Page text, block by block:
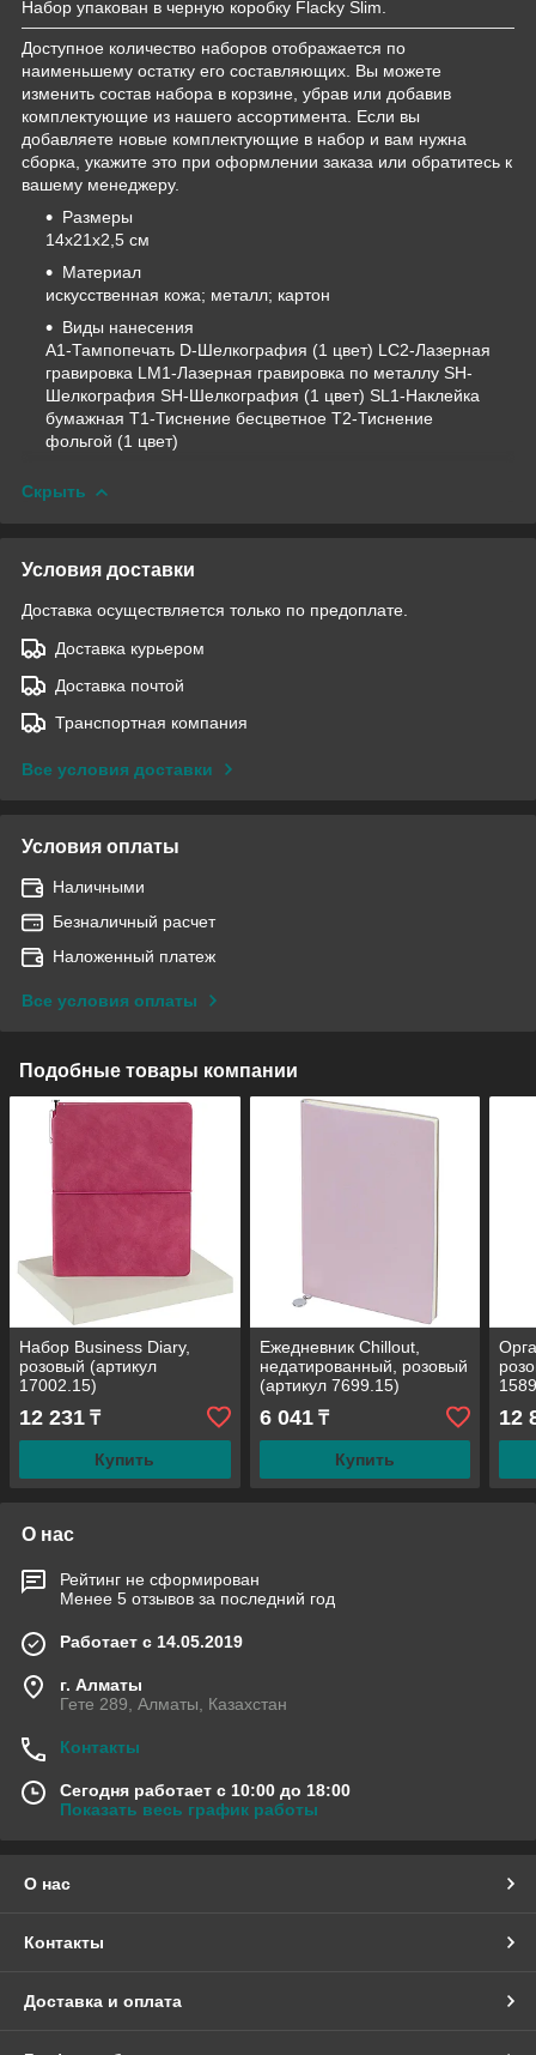
Набор упакован в черную коробку Flacky Slim.
Доступное количество наборов отображается по
наименьшему остатку его составляющих. Вы можете
изменить состав набора в корзине, убрав или добавив
комплектующие из нашего ассортимента. Если вы
добавляете новые комплектующие в набор и вам нужна
сборка, укажите это при оформлении заказа или обратитесь к
вашему менеджеру.
Размеры
14х21х2,5 см
Материал
искусственная кожа; металл; картон
Виды нанесения
A1-Тампопечать D-Шелкография (1 цвет) LC2-Лазерная
гравировка LM1-Лазерная гравировка по металлу SH-
Шелкография SH-Шелкография (1 цвет) SL1-Наклейка
бумажная T1-Тиснение бесцветное T2-Тиснение
фольгой (1 цвет)
Скрыть
Условия доставки
Доставка осуществляется только по предоплате.
Доставка курьером
Доставка почтой
Транспортная компания
Все условия доставки
Условия оплаты
Наличными
Безналичный расчет
Наложенный платеж
Все условия оплаты
Подобные товары компании
Набор Business Diary,
розовый (артикул
17002.15)
12 231 ₸
Купить
Ежедневник Chillout,
недатированный, розовый
(артикул 7699.15)
6 041₸
Купить
12
О нас
Рейтинг не сформирован
Менее 5 отзывов за последний год
Работает с 14.05.2019
г. Алматы
Гете 289, Алматы, Казахстан
Контакты
Сегодня работает с 10:00 до 18:00
Показать весь график работы
О нас
Контакты
Доставка и оплата